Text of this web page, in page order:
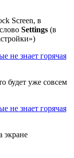
Screen, в
Settings (в
будет уже совсем
экране